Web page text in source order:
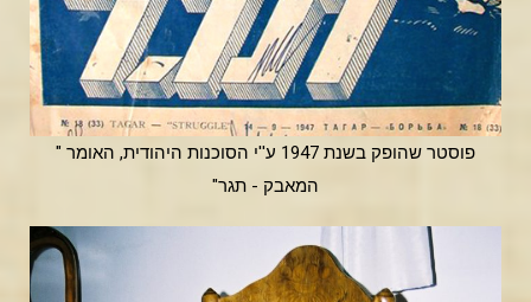
פוסטר שהופק בשנת 1947 ע''י הסוכנות היהודית, האומר "
המאבק - תגר"